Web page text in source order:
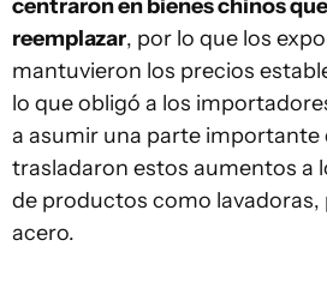
centraron en bienes chinos
reemplazar, por lo que los
mantuvieron los precios
lo que obligó a los
a asumir una parte importante
trasladaron estos aumentos a
de productos como lavadoras,
acero.